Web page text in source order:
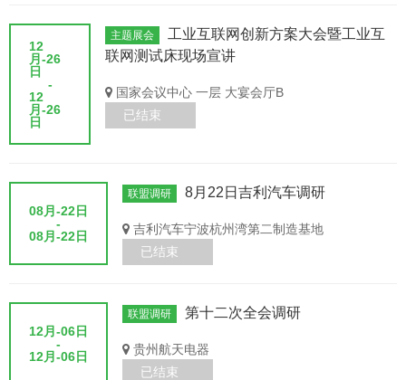
12
月-26
日
-
12
月-26
日
主题展会
工业互联网创新方案大会暨工业互
联网测试床现场宣讲
国家会议中心 一层 大宴会厅B
已结束
08月-22日
-
08月-22日
联盟调研 8月22日吉利汽车调研
吉利汽车宁波杭州湾第二制造基地
已结束
12月-06日
-
12月-06日
联盟调研 第十二次全会调研
贵州航天电器
已结束